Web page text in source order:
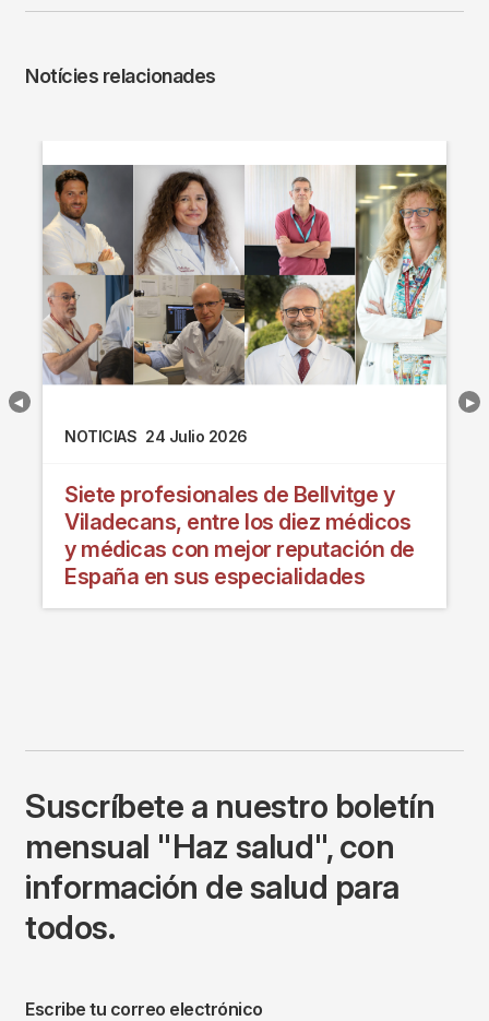
Notícies relacionades
NOTICIAS 24 Julio 2026
Siete profesionales de Bellvitge y
Viladecans, entre los diez médicos
y médicas con mejor reputación de
España en sus especialidades
Suscríbete a nuestro boletín
mensual "Haz salud", con
información de salud para
todos.
Escribe tu correo electrónico